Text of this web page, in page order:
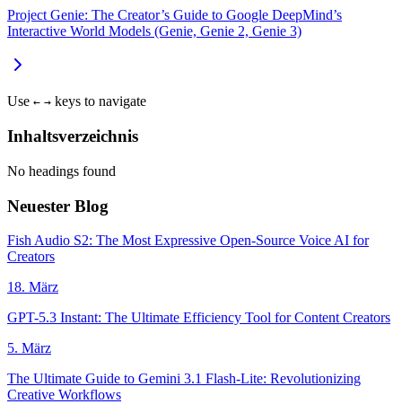
Project Genie: The Creator’s Guide to Google DeepMind’s
Interactive World Models (Genie, Genie 2, Genie 3)
Use ← → keys to navigate
Inhaltsverzeichnis
No headings found
Neuester Blog
Fish Audio S2: The Most Expressive Open-Source Voice AI for
Creators
18. März
GPT-5.3 Instant: The Ultimate Efficiency Tool for Content Creators
5. März
The Ultimate Guide to Gemini 3.1 Flash-Lite: Revolutionizing
Creative Workflows